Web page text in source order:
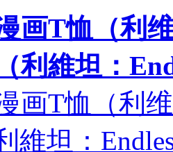
画T恤（利
利維坦：
画T恤（利
維坦：